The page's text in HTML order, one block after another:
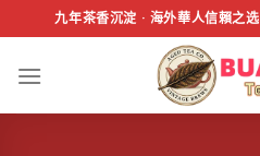
过
九年茶香沉淀 · 海外華人信賴之选